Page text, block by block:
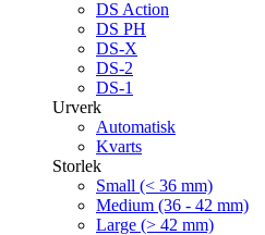
DS Action
DS PH
DS-X
DS-2
DS-1
Urverk
Automatisk
Kvarts
Storlek
Small (< 36 mm)
Medium (36 - 42 mm)
Large (> 42 mm)